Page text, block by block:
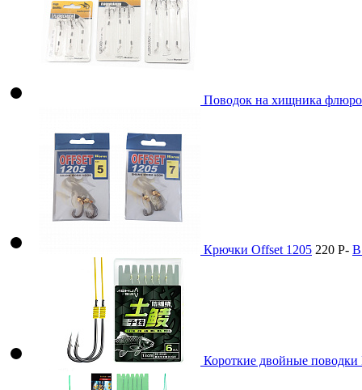
Поводок на хищника
Крючки Offset 1205 220 Р- В
Короткие двойные